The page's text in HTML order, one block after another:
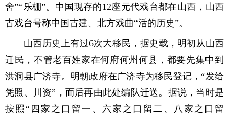
舍”“乐棚”。中国现存的12座元代戏台都在山西，山西
古戏台号称中国古建、北方戏曲“活的历史”。
山西历史上有过6次大移民，据史载，明初从山西
迁民，不管老百姓家在何府何州何县，都要先集中到
洪洞县广济寺。明朝政府在广济寺为移民登记，“发给
凭照、川资”，而后再由此处编队迁送。据说，当时是
按照“四家之口留一、六家之口留二、八家之口留